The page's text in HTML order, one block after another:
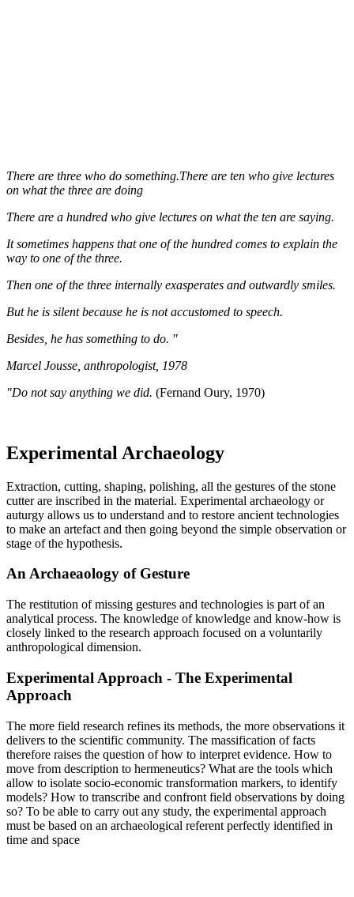
There are three who do something.There are ten who give lectures
on what the three are doing
There are a hundred who give lectures on what the ten are saying.
It sometimes happens that one of the hundred comes to explain the
way to one of the three.
Then one of the three internally exasperates and outwardly smiles.
But he is silent because he is not accustomed to speech.
Besides, he has something to do. "
Marcel Jousse, anthropologist, 1978
"Do not say anything we did. (Fernand Oury, 1970)
Experimental Archaeology
Extraction, cutting, shaping, polishing, all the gestures of the stone
cutter are inscribed in the material. Experimental archaeology or
auturgy allows us to understand and to restore ancient technologies
to make an artefact and then going beyond the simple observation or
stage of the hypothesis.
An Archaeaology of Gesture
The restitution of missing gestures and technologies is part of an
analytical process. The knowledge of knowledge and know-how is
closely linked to the research approach focused on a voluntarily
anthropological dimension.
Experimental Approach - The Experimental
Approach
The more field research refines its methods, the more observations it
delivers to the scientific community. The massification of facts
therefore raises the question of how to interpret evidence. How to
move from description to hermeneutics? What are the tools which
allow to isolate socio-economic transformation markers, to identify
models? How to transcribe and confront field observations by doing
so? To be able to carry out any study, the experimental approach
must be based on an archaeological referent perfectly identified in
time and space